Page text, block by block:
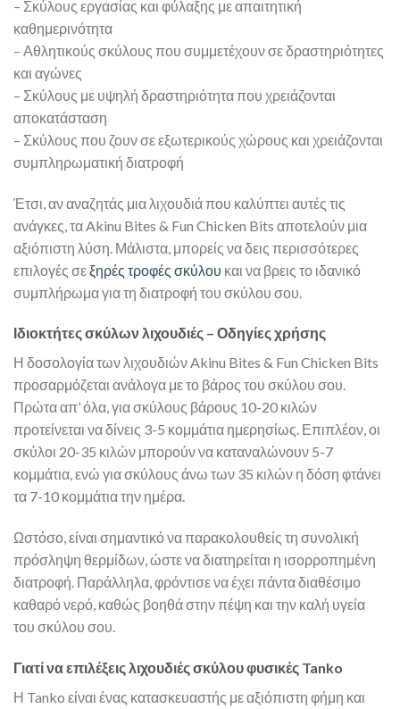
– Σκύλους εργασίας και φύλαξης με απαιτητική
καθημερινότητα
– Αθλητικούς σκύλους που συμμετέχουν σε δραστηριότητες
και αγώνες
– Σκύλους με υψηλή δραστηριότητα που χρειάζονται
αποκατάσταση
– Σκύλους που ζουν σε εξωτερικούς χώρους και χρειάζονται
συμπληρωματική διατροφή
Έτσι, αν αναζητάς μια λιχουδιά που καλύπτει αυτές τις
ανάγκες, τα Akinu Bites & Fun Chicken Bits αποτελούν μια
αξιόπιστη λύση. Μάλιστα, μπορείς να δεις περισσότερες
επιλογές σεξηρές τροφές σκύλου και να βρεις το ιδανικό
συμπλήρωμα για τη διατροφή του σκύλου σου.
Ιδιοκτήτες σκύλων λιχουδιές – Οδηγίες χρήσης
Η δοσολογία των λιχουδιών Akinu Bites & Fun Chicken Bits
προσαρμόζεται ανάλογα με το βάρος του σκύλου σου.
Πρώτα απ’ όλα, για σκύλους βάρους 10-20 κιλών
προτείνεται να δίνεις 3-5 κομμάτια ημερησίως. Επιπλέον, οι
σκύλοι 20-35 κιλών μπορούν να καταναλώνουν 5-7
κομμάτια, ενώ για σκύλους άνω των 35 κιλών η δόση φτάνει
τα 7-10 κομμάτια την ημέρα.
Ωστόσο, είναι σημαντικό να παρακολουθείς τη συνολική
πρόσληψη θερμίδων, ώστε να διατηρείται η ισορροπημένη
διατροφή. Παράλληλα, φρόντισε να έχει πάντα διαθέσιμο
καθαρό νερό, καθώς βοηθά στην πέψη και την καλή υγεία
του σκύλου σου.
Γιατί να επιλέξεις λιχουδιές σκύλου φυσικές Tanko
Η Tanko είναι ένας κατασκευαστής με αξιόπιστη φήμη και